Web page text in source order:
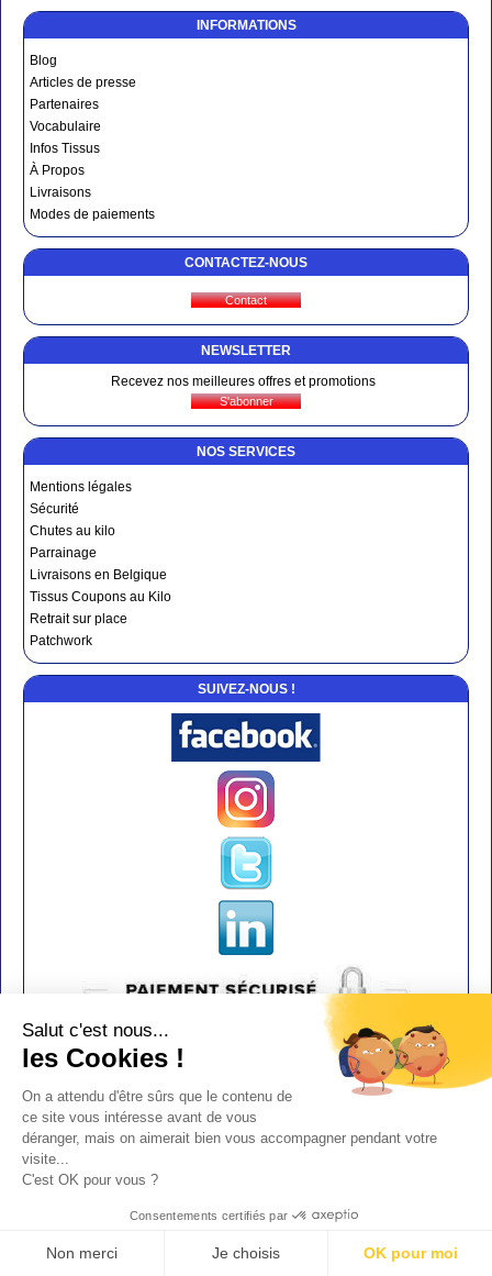
INFORMATIONS
Blog
Articles de presse
Partenaires
Vocabulaire
Infos Tissus
À Propos
Livraisons
Modes de paiements
CONTACTEZ-NOUS
NEWSLETTER
Recevez nos meilleures offres et promotions
NOS SERVICES
Mentions légales
Sécurité
Chutes au kilo
Parrainage
Livraisons en Belgique
Tissus Coupons au Kilo
Retrait sur place
Patchwork
SUIVEZ-NOUS !
Aide
Conditions de vente
Salut c'est nous...
les Cookies !
On a attendu d'être sûrs que le contenu de
ce site vous intéresse avant de vous
déranger, mais on aimerait bien vous accompagner pendant votre
visite...
C'est OK pour vous ?
Consentements certifiés par
Non merci Je choisis OK pour moi